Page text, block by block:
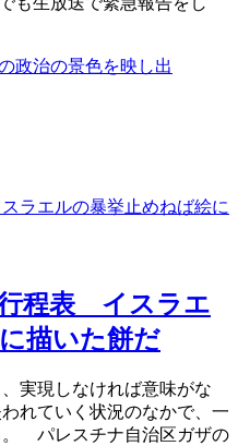
ラエルの暴挙止めねば絵に
行程表 イスラエ
描いた餅だ
実現しなければ意味がな
れていく状況のなかで、一
。 パレスチナ自治区ガザの